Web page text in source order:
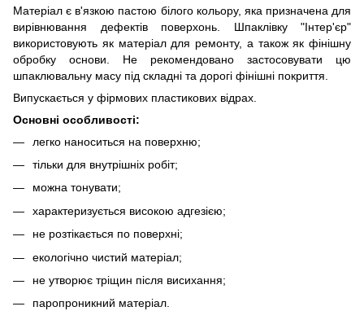
Матеріал є в'язкою пастою білого кольору, яка призначена для
вирівнювання дефектів поверхонь. Шпаклівку "Інтер'єр"
використовують як матеріал для ремонту, а також як фінішну
обробку основи. Не рекомендовано застосовувати цю
шпаклювальну масу під складні та дорогі фінішні покриття.
Випускається у фірмових пластикових відрах.
Основні особливості:
легко наноситься на поверхню;
тільки для внутрішніх робіт;
можна тонувати;
характеризується високою адгезією;
не розтікається по поверхні;
екологічно чистий матеріал;
не утворює тріщин після висихання;
паропроникний матеріал.